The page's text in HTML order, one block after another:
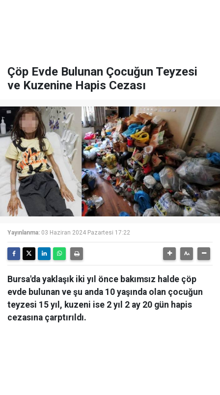
Çöp Evde Bulunan Çocuğun Teyzesi
ve Kuzenine Hapis Cezası
Yayınlanma: 03 Haziran 2024 Pazartesi 17:22
Bursa'da yaklaşık iki yıl önce bakımsız halde çöp
evde bulunan ve şu anda 10 yaşında olan çocuğun
teyzesi 15 yıl, kuzeni ise 2 yıl 2 ay 20 gün hapis
cezasına çarptırıldı.